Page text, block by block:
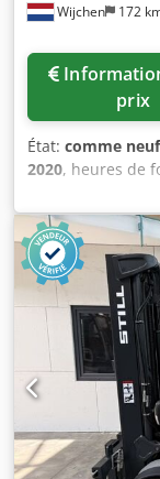
Wijchen 172
prix
État: comme
2020, heures de
carburant:
construction:2
35 L Mât :
Mât : 3F6600
mm Hauteur de
Année : 2020
Options :
publique Pneus
Ultol Terf E-L-M
latéral Siège à
Première